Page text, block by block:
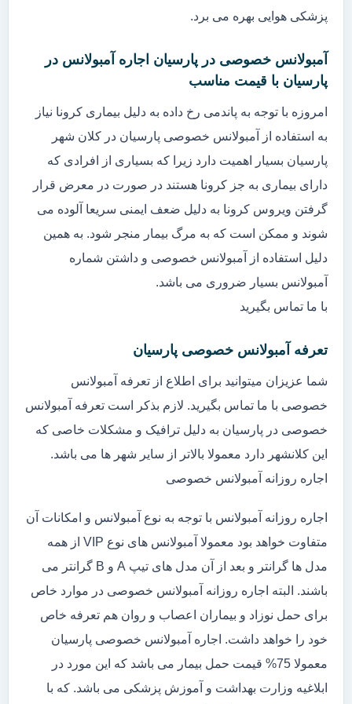
پزشکی هوایی بهره می برد.
آمبولانس خصوصی در پارسیان اجاره آمبولانس در
پارسیان با قیمت مناسب
امروزه با توجه به پاندمی رخ داده به دلیل بیماری کرونا نیاز
به استفاده از آمبولانس خصوصی پارسیان در کلان شهر
پارسیان بسیار اهمیت دارد زیرا که بسیاری از افرادی که
دارای بیماری به جز کرونا هستند در صورت در معرض قرار
گرفتن ویروس کرونا به دلیل ضعف ایمنی سریعا آلوده می
شوند و ممکن است که به مرگ بیمار منجر شود. به همین
دلیل استفاده از آمبولانس خصوصی و داشتن شماره
آمبولانس بسیار ضروری می باشد.
با ما تماس بگیرید
تعرفه آمبولانس خصوصی پارسیان
شما عزیزان میتوانید برای اطلاع از تعرفه آمبولانس
خصوصی با ما تماس بگیرید. لازم بذکر است تعرفه آمبولانس
خصوصی در پارسیان به دلیل ترافیک و مشکلات خاصی که
این کلانشهر دارد معمولا بالاتر از سایر شهر ها می باشد.
اجاره روزانه آمبولانس خصوصی
اجاره روزانه آمبولانس با توجه به نوع آمبولانس و امکانات آن
متفاوت خواهد بود معمولا آمبولانس های نوع VIP از همه
مدل ها گرانتر و بعد از آن مدل های تیپ A و B گرانتر می
باشند. البته اجاره روزانه آمبولانس خصوصی در موارد خاص
برای حمل نوزاد و بیماران اعصاب و روان هم تعرفه خاص
خود را خواهد داشت. اجاره آمبولانس خصوصی پارسیان
معمولا 75% قیمت حمل بیمار می باشد که این مورد در
ابلاغیه وزارت بهداشت و آموزش پزشکی می باشد. که با